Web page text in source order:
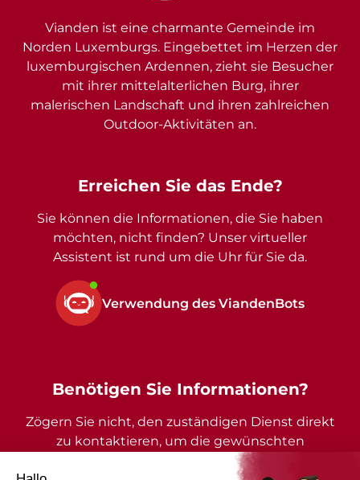
Erreichen Sie das Ende?
Sie können die Informationen, die Sie haben
möchten, nicht finden? Unser virtueller
Assistent ist rund um die Uhr für Sie da.
Verwendung des ViandenBots
Vianden ist eine charmante Gemeinde im
Norden Luxemburgs. Eingebettet im Herzen der
luxemburgischen Ardennen, zieht sie Besucher
mit ihrer mittelalterlichen Burg, ihrer
malerischen Landschaft und ihren zahlreichen
Outdoor-Aktivitäten an.
Benötigen Sie Informationen?
Zögern Sie nicht, den zuständigen Dienst direkt
zu kontaktieren, um die gewünschten
Auskünfte zu erhalten.